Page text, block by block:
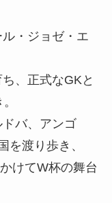
・ジョゼ・エ
、正式なGKと
バ、アンゴ
を渡り歩き、
けてW杯の舞台